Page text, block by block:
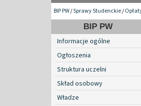
BIP PW/Sprawy Studenckie/
BIP PW
Informacje ogólne
Ogłoszenia
Struktura uczelni
Skład osobowy
Władze